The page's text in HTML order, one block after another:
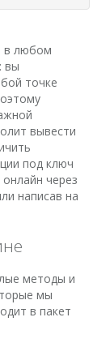
в любом
вы
точке
вывести
под ключ
через
написав на
методы и
мы
в пакет